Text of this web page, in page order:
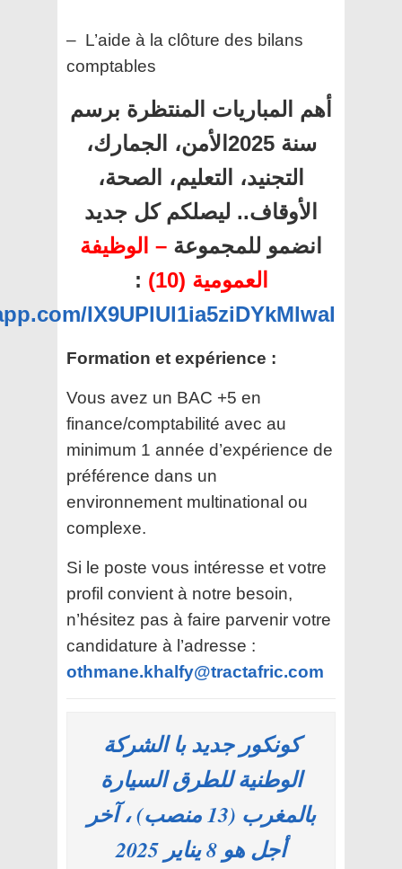
– L’aide à la clôture des bilans
comptables
أهم المباريات المنتظرة برسم
سنة 2025الأمن، الجمارك،
التجنيد، التعليم، الصحة،
الأوقاف.. ليصلكم كل جديد
انضمو للمجموعة – الوظيفة
العمومية (10)
:
IX9UPlUl1ia5ziDYkMlwal
Formation et expérience :
Vous avez un BAC +5 en
finance/comptabilité avec au
minimum 1 année d’expérience de
préférence dans un
environnement multinational ou
complexe.
Si le poste vous intéresse et votre
profil convient à notre besoin,
n’hésitez pas à faire parvenir votre
candidature à l’adresse :
othmane.khalfy@tractafric.com
كونكور جديد با الشركة
الوطنية للطرق السيارة
بالمغرب (13 منصب) ، آخر
أجل هو 8 يناير 2025